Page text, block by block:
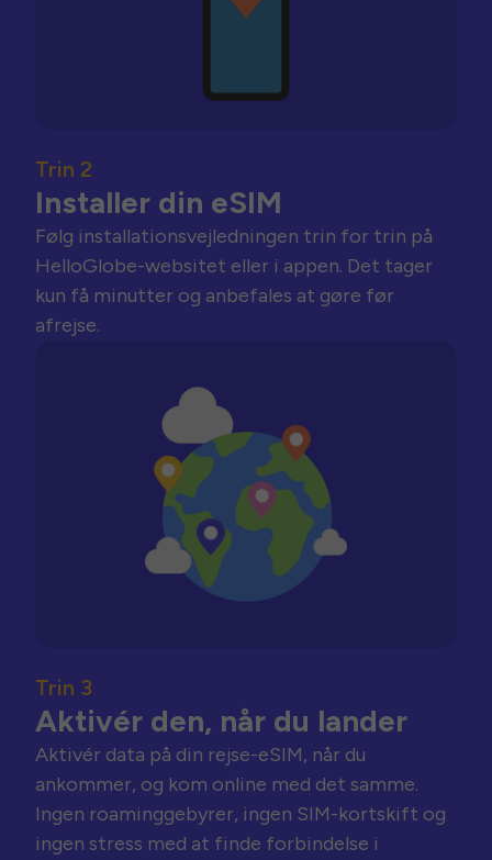
Trin 2
Installer din eSIM
Følg installationsvejledningen trin for trin på
HelloGlobe-websitet eller i appen. Det tager
kun få minutter og anbefales at gøre før
afrejse.
Trin 3
Aktivér den, når du lander
Aktivér data på din rejse-eSIM, når du
ankommer, og kom online med det samme.
Ingen roaminggebyrer, ingen SIM-kortskift og
ingen stress med at finde forbindelse i